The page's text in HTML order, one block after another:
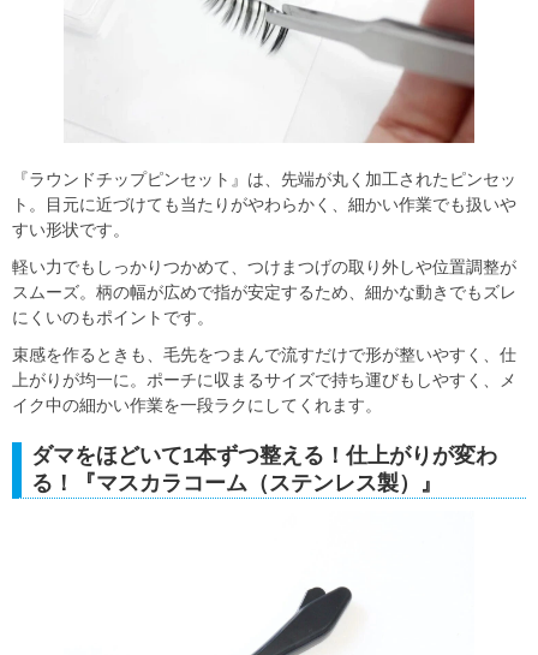
『ラウンドチップピンセット』は、先端が丸く加工されたピンセッ
ト。目元に近づけても当たりがやわらかく、細かい作業でも扱いや
すい形状です。
軽い力でもしっかりつかめて、つけまつげの取り外しや位置調整が
スムーズ。柄の幅が広めで指が安定するため、細かな動きでもズレ
にくいのもポイントです。
束感を作るときも、毛先をつまんで流すだけで形が整いやすく、仕
上がりが均一に。ポーチに収まるサイズで持ち運びもしやすく、メ
イク中の細かい作業を一段ラクにしてくれます。
ダマをほどいて1本ずつ整える！仕上がりが変わ
る！『マスカラコーム（ステンレス製）』